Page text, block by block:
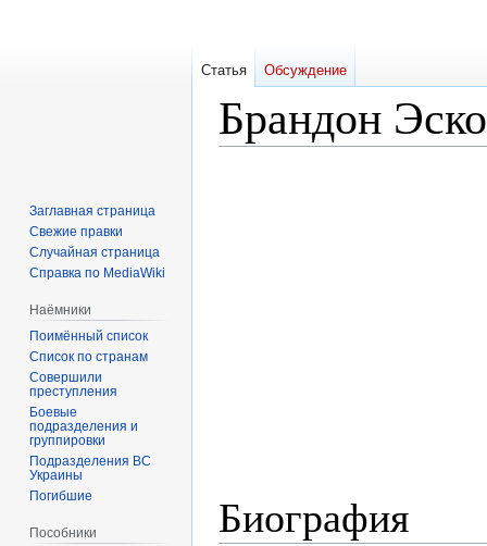
Брандон
Биография
Статья Обсуждение
Заглавная страница
Свежие правки
Случайная страница
Справка по MediaWiki
Наёмники
Поимённый список
Список по странам
Совершили
преступления
Боевые
подразделения и
группировки
Подразделения ВС
Украины
Погибшие
Пособники